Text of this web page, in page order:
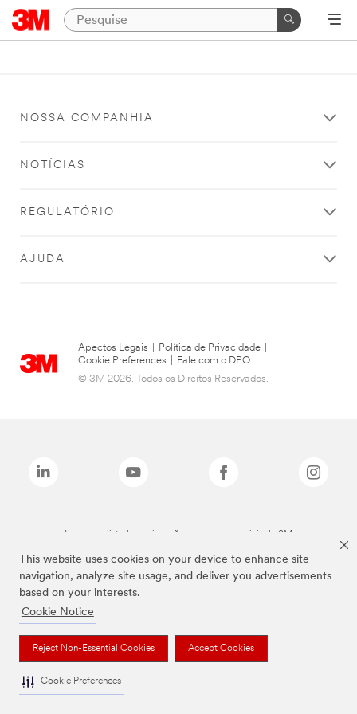
This website uses cookies on your device to enhance site
navigation, analyze site usage, and deliver you advertisements
based on your interests.
Cookie Notice
Reject Non-Essential Cookies Accept Cookies
Cookie Preferences
NOSSA COMPANHIA
NOTÍCIAS
REGULATÓRIO
AJUDA
Apectos Legais Política de Privacidade
Cookie Preferences
Fale com o DPO
© 3M 2026. Todos os Direitos Reservados.
As marcas listadas a cima são marcas comerciais da 3M.